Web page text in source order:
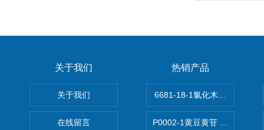
关于我们
关于我们
在线留言
热销产品
6681-18-1氯化木兰花碱
P0002-1黄豆黄苷 40246-10-